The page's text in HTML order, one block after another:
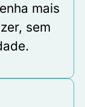
mais
sem